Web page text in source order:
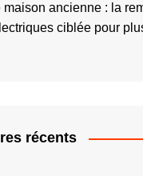
maison ancienne : la
ciblée pour
récents